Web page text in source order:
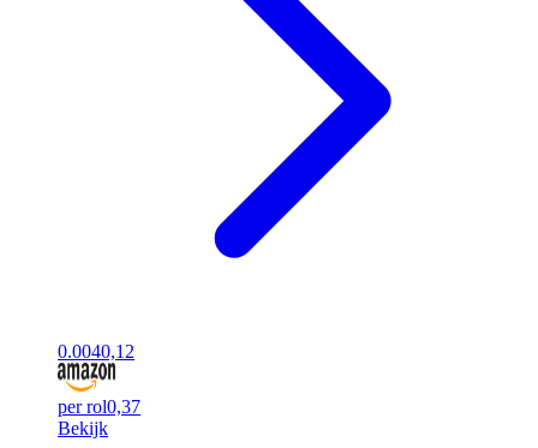
0.0040,12
per rol0,37
Bekijk